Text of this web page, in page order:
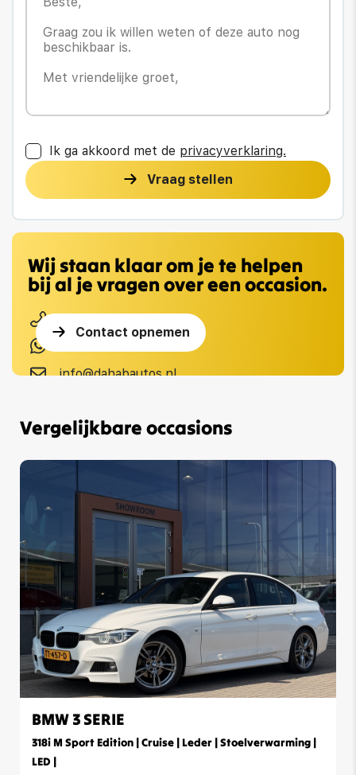
Ik ga akkoord met de privacyverklaring.
Vraag stellen
Wij staan klaar om je te helpen
bij al je vragen over een occasion.
info@dahabautos.nl
Contact opnemen
Vergelijkbare occasions
BMW 3 SERIE
318i M Sport Edition | Cruise | Leder | Stoelverwarming |
LED |